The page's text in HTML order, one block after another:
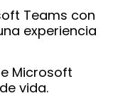
Teams con
experiencia
Microsoft
vida.